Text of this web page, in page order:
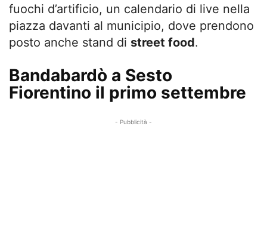
fuochi d’artificio, un calendario di live nella
piazza davanti al municipio, dove prendono
posto anche stand di street food.
Bandabardò a Sesto
Fiorentino il primo settembre
- Pubblicità -